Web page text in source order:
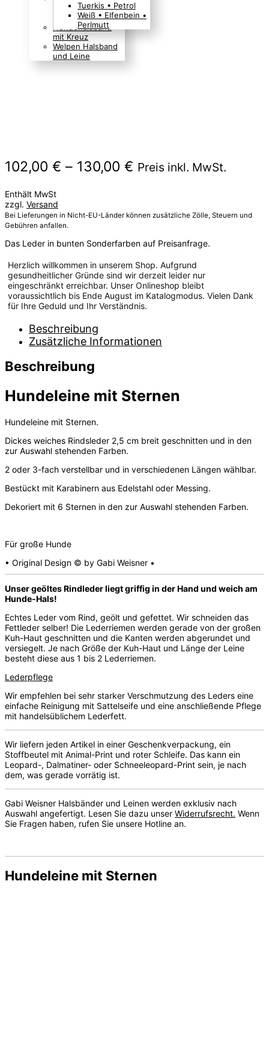
Boho Indianer
Hippie Look
Hundehalsband
mit Kreuz
Welpen Halsband
und Leine
Tuerkis • Petrol
Weiß • Elfenbein •
Perlmutt
102,00 € – 130,00 € Preisspanne:
130,00 €
Preis inkl. MwSt.
Enthält MwSt
zzgl. Versand
Bei Lieferungen in Nicht-EU-Länder können zusätzliche Zölle, Steuern und
Gebühren anfallen.
Das Leder in bunten Sonderfarben auf Preisanfrage.
Herzlich willkommen in unserem Shop. Aufgrund
gesundheitlicher Gründe sind wir derzeit leider nur
eingeschränkt erreichbar. Unser Onlineshop bleibt
voraussichtlich bis Ende August im Katalogmodus. Vielen Dank
für Ihre Geduld und Ihr Verständnis.
Beschreibung
Zusätzliche Informationen
Beschreibung
Hundeleine mit Sternen
Hundeleine mit Sternen.
Dickes weiches Rindsleder 2,5 cm breit geschnitten und in den
zur Auswahl stehenden Farben.
2 oder 3-fach verstellbar und in verschiedenen Längen wählbar.
Bestückt mit Karabinern aus Edelstahl oder Messing.
Dekoriert mit 6 Sternen in den zur Auswahl stehenden Farben.
Für große Hunde
• Original Design © by Gabi Weisner •
Unser geöltes Rindleder liegt griffig in der Hand und weich am
Hunde-Hals!
Echtes Leder vom Rind, geölt und gefettet. Wir schneiden das
Fettleder selber! Die Lederriemen werden gerade von der großen
Kuh-Haut geschnitten und die Kanten werden abgerundet und
versiegelt. Je nach Größe der Kuh-Haut und Länge der Leine
besteht diese aus 1 bis 2 Lederriemen.
Lederpflege
Wir empfehlen bei sehr starker Verschmutzung des Leders eine
einfache Reinigung mit Sattelseife und eine anschließende Pflege
mit handelsüblichem Lederfett.
Wir liefern jeden Artikel in einer Geschenkverpackung, ein
Stoffbeutel mit Animal-Print und roter Schleife. Das kann ein
Leopard-, Dalmatiner- oder Schneeleopard-Print sein, je nach
dem, was gerade vorrätig ist.
Gabi Weisner Halsbänder und Leinen werden exklusiv nach
Auswahl angefertigt. Lesen Sie dazu unser Widerrufsrecht. Wenn
Sie Fragen haben, rufen Sie unsere Hotline an.
Hundeleine mit Sternen